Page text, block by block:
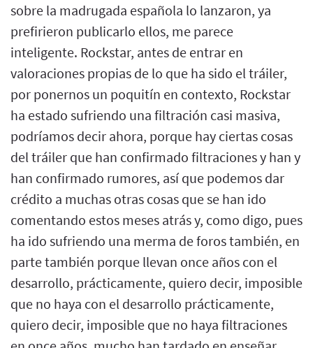
sobre la madrugada española lo lanzaron, ya
prefirieron publicarlo ellos, me parece
inteligente. Rockstar, antes de entrar en
valoraciones propias de lo que ha sido el tráiler,
por ponernos un poquitín en contexto, Rockstar
ha estado sufriendo una filtración casi masiva,
podríamos decir ahora, porque hay ciertas cosas
del tráiler que han confirmado filtraciones y han y
han confirmado rumores, así que podemos dar
crédito a muchas otras cosas que se han ido
comentando estos meses atrás y, como digo, pues
ha ido sufriendo una merma de foros también, en
parte también porque llevan once años con el
desarrollo, prácticamente, quiero decir, imposible
que no haya con el desarrollo prácticamente,
quiero decir, imposible que no haya filtraciones